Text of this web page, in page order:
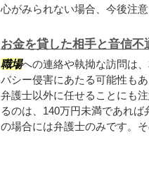
心がみられない場合、今後注
お金を貸した相手と音信
職場への連絡や執拗な訪問は
バシー侵害にあたる可能性も
弁護士以外に任せることにも
るのは、140万円未満であれ
の場合には弁護士のみです。